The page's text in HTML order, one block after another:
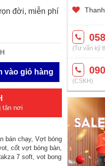
đời, miễn phí
vào giỏ hàng
tận nơi
bán chạy, Vợt bóng
cốt vợt bóng bàn
7 soft vot bong
(Tư vấn kỹ
(CSKH)